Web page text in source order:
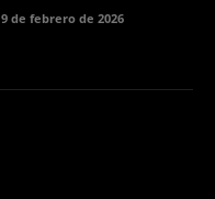
9 de febrero de 2026